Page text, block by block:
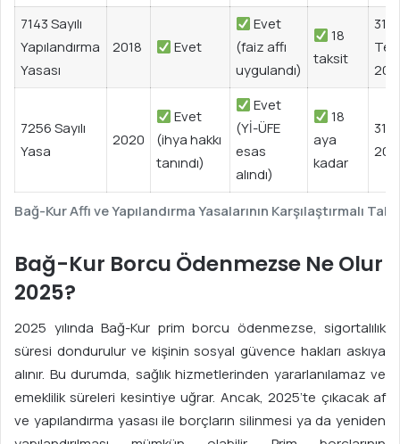
Bağ-Kur Affı ve Yapılandırma Yasalarının Karşılaştırmalı
7143 Sayılı
Yapılandırma
Yasası
2018 Evet
Evet
(faiz affı
uygulandı)
18
taksit
31
7256 Sayılı
Yasa
2020
Evet
(ihya hakkı
tanındı)
Evet
(Yİ-ÜFE
esas
alındı)
18
aya
kadar
31
Bağ-Kur Borcu Ödenmezse Ne Olur
2025?
2025 yılında Bağ-Kur prim borcu ödenmezse, sigortalılık
süresi dondurulur ve kişinin sosyal güvence hakları askıya
alınır. Bu durumda, sağlık hizmetlerinden yararlanılamaz ve
emeklilik süreleri kesintiye uğrar. Ancak, 2025’te çıkacak af
ve yapılandırma yasası ile borçların silinmesi ya da yeniden